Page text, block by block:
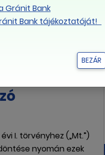
A
digitális fejlesztései
majd azt követően
évig tárolják majd. A
Ügyintézési Felügyelet
I. törvényhez („Mt.”)
nyomán ezek
Gránit Bank
Bank tájékoztatóját!
BEZÁR